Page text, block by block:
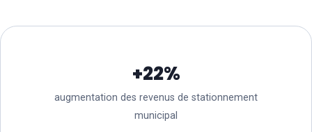
+22%
augmentation des revenus de stationnement
municipal